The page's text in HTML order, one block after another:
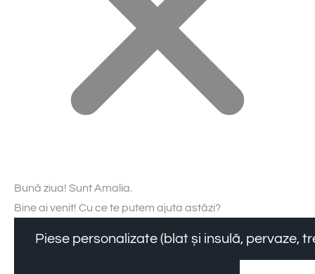
Bună ziua! Sunt Amalia.
Bine ai venit! Cu ce te putem ajuta astăzi?
Piese personalizate (blat și insulă, pervaze,